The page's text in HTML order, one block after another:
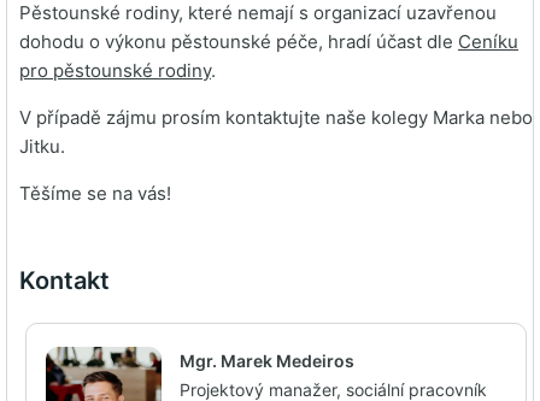
Pěstounské rodiny, které nemají s organizací uzavřenou
dohodu o výkonu pěstounské péče, hradí účast dle Ceníku
pro pěstounské rodiny.
V případě zájmu prosím kontaktujte naše kolegy Marka nebo
Jitku.
Těšíme se na vás!
Kontakt
Mgr. Marek Medeiros
Projektový manažer, sociální pracovník